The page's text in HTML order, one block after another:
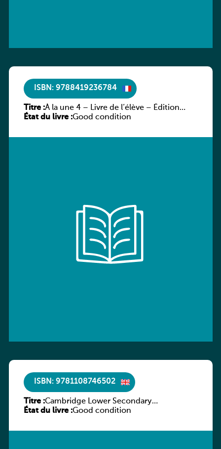
ISBN: 9788419236784
Titre :À la une 4 – Livre de l’élève – Édition
hybride
État du livre :Good condition
ISBN: 9781108746502
Titre :Cambridge Lower Secondary
Mathematics Workbook 9
État du livre :Good condition